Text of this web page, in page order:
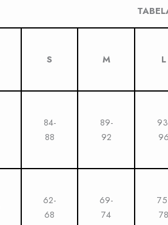
S M L
84-
88
89-
92
62-
68
69-
74
78